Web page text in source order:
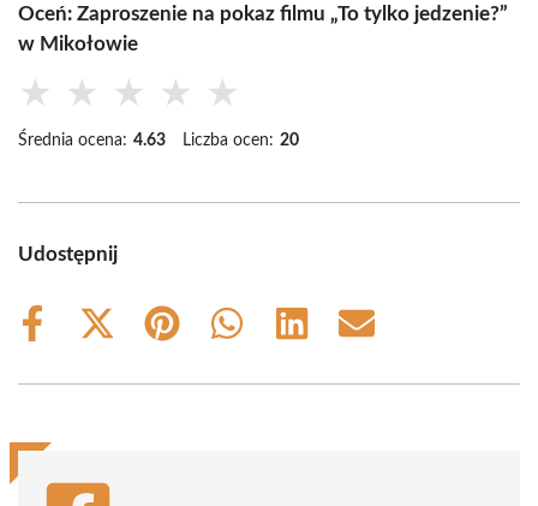
Oceń: Zaproszenie na pokaz filmu „To tylko jedzenie?”
w Mikołowie
★ ★ ★ ★ ★
Średnia ocena: 4.63 Liczba ocen: 20
Udostępnij
Share
Share
(Twitter)
Share
Share
Share
Share